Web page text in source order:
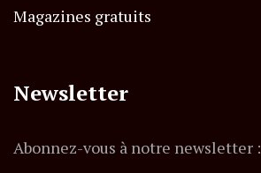
Magazines gratuits
Newsletter
Abonnez-vous à notre newsletter :